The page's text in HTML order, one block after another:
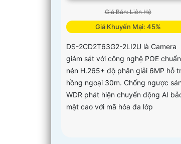
Giá Bán: Liên Hệ
Giá Khuyến Mại: 45%
DS-2CD2T63G2-2LI2U là Camera
giám sát với công nghệ POE chuẩn
nén H.265+ độ phân giải 6MP hỗ
hồng ngoại 30m. Chống ngược
WDR phát hiện chuyển động AI
mật cao với mã hóa đa lớp